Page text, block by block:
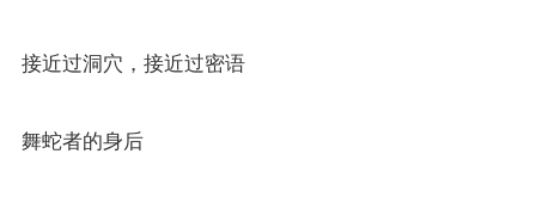
接近过洞穴，接近过密语
舞蛇者的身后